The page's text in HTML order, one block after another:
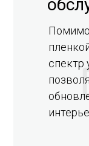
спектр